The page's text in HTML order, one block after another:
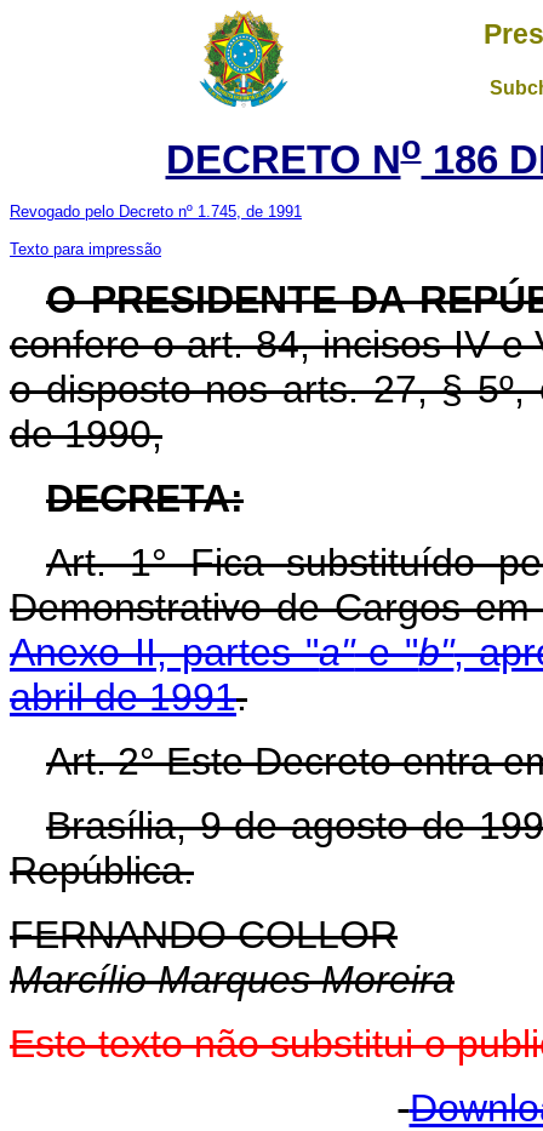
DECRETO No186
Revogado pelo Decreto nº 1.745, de 1991
Texto para impressão
O PRESIDENTE DA
confere o art. 84, incisos IV e
o disposto nos arts. 27, §
de 1990,
DECRETA:
Art. 1° Fica substituído
Demonstrativo de Cargos
Anexo II, partes "a"e "b",
abril de 1991.
Art. 2° Este Decreto entra
Brasília, 9 de agosto de
República.
FERNANDO COLLOR
Marcílio Marques Moreira
Este texto não substitui o